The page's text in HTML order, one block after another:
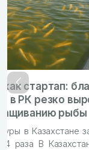
В какие
больше
тонн муки из
Назад